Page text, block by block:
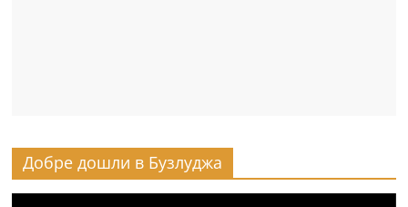
Добре дошли в Бузлуджа